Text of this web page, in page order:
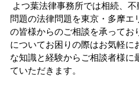
よつ葉法律事務所では相続、不
問題の法律問題を東京・多摩エ
の皆様からのご相談を承ってお
についてお困りの際はお気軽に
な知識と経験からご相談者様に
ていただきます。